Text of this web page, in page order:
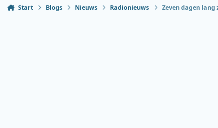
Start Blogs Nieuws Radionieuws Zeven dagen lang